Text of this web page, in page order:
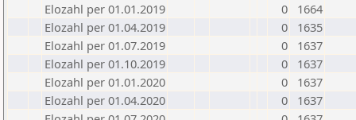
Elozahl per 01.01.2019
0
1664
Elozahl per 01.04.2019
0
1635
Elozahl per 01.07.2019
0
1637
Elozahl per 01.10.2019
0
1637
Elozahl per 01.01.2020
0
1637
Elozahl per 01.04.2020
0
1637